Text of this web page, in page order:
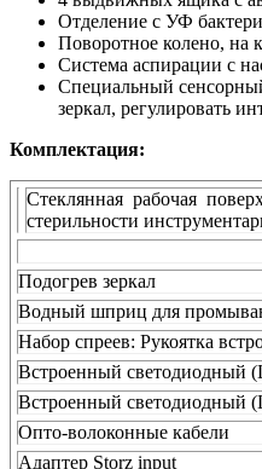
Отделение с УФ
Поворотное колено, на
Система аспирации с
Специальный
зеркал, регулировать
Комплектация:
Стеклянная рабочая
стерильности
Подогрев зеркал
Водный шприц для
Набор спреев: Рукоятка
Встроенный светодиодный
Встроенный светодиодный
Опто-волоконные кабели
Адаптер Storz input